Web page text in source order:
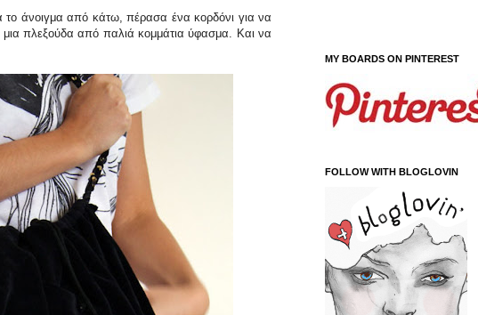
το άνοιγμα από κάτω, πέρασα ένα κορδόνι για να
μια πλεξούδα από παλιά κομμάτια ύφασμα. Και να
MY BOARDS ON PINTEREST
FOLLOW WITH BLOGLOVIN